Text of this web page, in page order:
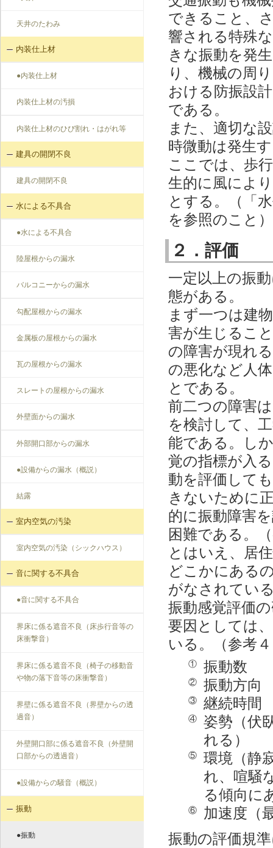
天井のたわみ
内装仕上材
●内装仕上材
内装仕上材の汚損
内装仕上材のひび割れ・はがれ等
建具の開閉不良
建具の開閉不良
水による不具合
●水による不具合
陸屋根からの漏水
バルコニーからの漏水
勾配屋根からの漏水
金属板の屋根からの漏水
瓦の屋根からの漏水
スレートの屋根からの漏水
外壁面からの漏水
外部開口部からの漏水
●設備からの漏水（概説）
結露
室内空気の汚染
室内空気の汚染（シックハウス）
音に関する不具合
●音に関する不具合
界床に係る遮音不良（床歩行音等の
床衝撃音）
界床に係る遮音不良（椅子の移動音
や物の落下音等の床衝撃音）
界壁に係る遮音不良（界壁からの透
過音）
外壁開口部に係る遮音不良（外壁開
口部からの透過音）
●設備からの騒音（概説）
振動
●振動
できること、
響される特殊
きな振動を発
り、機械の周
おける防振設
である。
また、適切な
時微動は発生
ここでは、歩
生的に風によ
とする。（「
を参照のこと）
２．評価
一定以上の振
態がある。
まず一つは建
害が生じるこ
の障害が現れ
の悪化など人
とである。
前二つの障害
を検討して、
能である。し
覚の指標が入
動を評価して
きないために
的に振動障害
困難である。
とはいえ、居
どこかにある
がなされてい
振動感覚評価
要因としては
いる。（参考
① 振動数
② 振動方向
③ 継続時間
④
姿勢（伏
れる）
⑤
環境（静
れ、喧騒
る傾向に
⑥
加速度（
振動の評価規